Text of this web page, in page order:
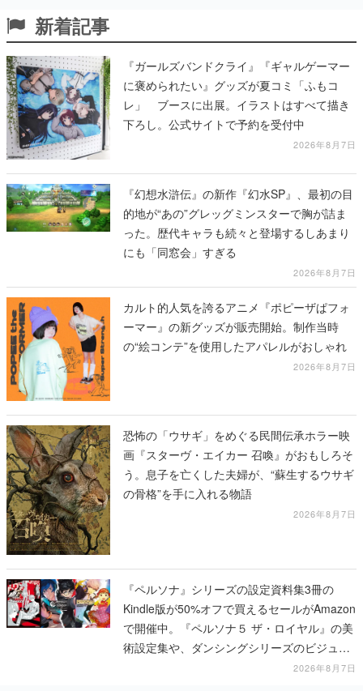
新着記事
『ガールズバンドクライ』『ギャルゲーマー
に褒められたい』グッズが夏コミ「ふもコ
レ」 ブースに出展。イラストはすべて描き
下ろし。公式サイトで予約を受付中
2026年8月7日
『幻想水滸伝』の新作『幻水SP』、最初の目
的地が“あの”グレッグミンスターで胸が詰ま
った。歴代キャラも続々と登場するしあまり
にも「同窓会」すぎる
2026年8月7日
カルト的人気を誇るアニメ『ポピーザぱフォ
ーマー』の新グッズが販売開始。制作当時
の“絵コンテ”を使用したアパレルがおしゃれ
2026年8月7日
恐怖の「ウサギ」をめぐる民間伝承ホラー映
画『スターヴ・エイカー 召喚』がおもしろそ
う。息子を亡くした夫婦が、“蘇生するウサギ
の骨格”を手に入れる物語
2026年8月7日
『ペルソナ』シリーズの設定資料集3冊の
Kindle版が50%オフで買えるセールがAmazon
で開催中。『ペルソナ５ ザ・ロイヤル』の美
術設定集や、ダンシングシリーズのビジュア
2026年8月7日